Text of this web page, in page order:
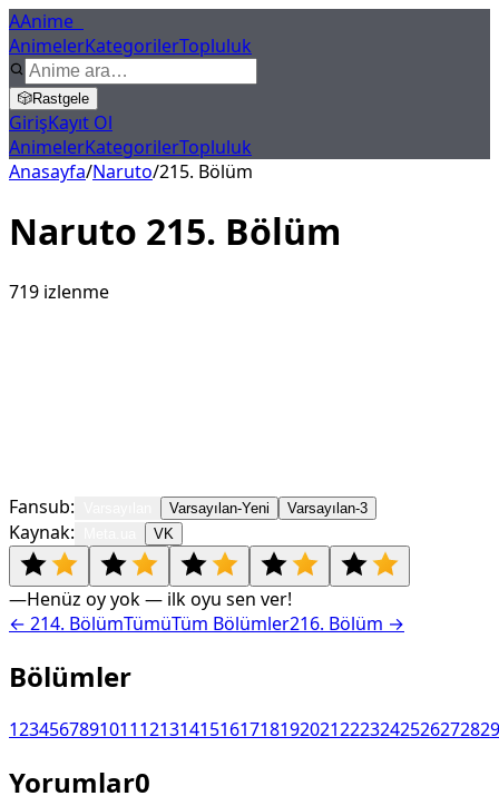
AAnime
AnimelerKategorilerTopluluk
🎲Rastgele
GirişKayıt Ol
AnimelerKategorilerTopluluk
Anasayfa/Naruto/215. Bölüm
Naruto 215. Bölüm
719 izlenme
Fansub: Varsayılan-Yeni Varsayılan-3
Kaynak: VK
—Henüz oy yok — ilk oyu sen ver!
← 214. BölümTümüTüm Bölümler216. Bölüm →
Bölümler
1234567891011121314151617181920212223242526272829
Yorumlar0